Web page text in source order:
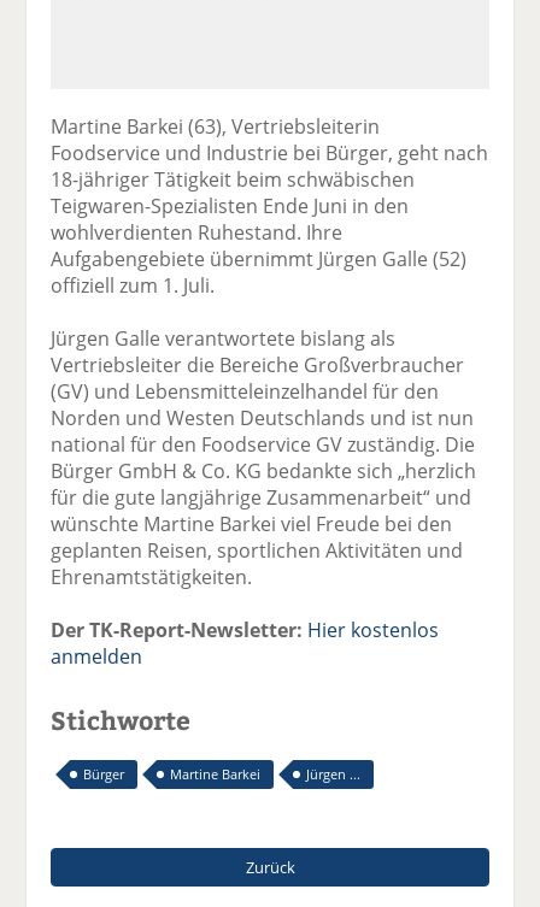
Martine Barkei (63), Vertriebsleiterin
Foodservice und Industrie bei Bürger, geht nach
18-jähriger Tätigkeit beim schwäbischen
Teigwaren-Spezialisten Ende Juni in den
wohlverdienten Ruhestand. Ihre
Aufgabengebiete übernimmt Jürgen Galle (52)
offiziell zum 1. Juli.
Jürgen Galle verantwortete bislang als
Vertriebsleiter die Bereiche Großverbraucher
(GV) und Lebensmitteleinzelhandel für den
Norden und Westen Deutschlands und ist nun
national für den Foodservice GV zuständig. Die
Bürger GmbH & Co. KG bedankte sich „herzlich
für die gute langjährige Zusammenarbeit“ und
wünschte Martine Barkei viel Freude bei den
geplanten Reisen, sportlichen Aktivitäten und
Ehrenamtstätigkeiten.
Der TK-Report-Newsletter: Hier kostenlos
anmelden
Stichworte
Bürger Martine Barkei Jürgen ...
Zurück